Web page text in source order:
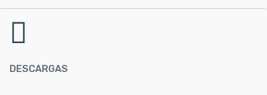
DESCARGAS